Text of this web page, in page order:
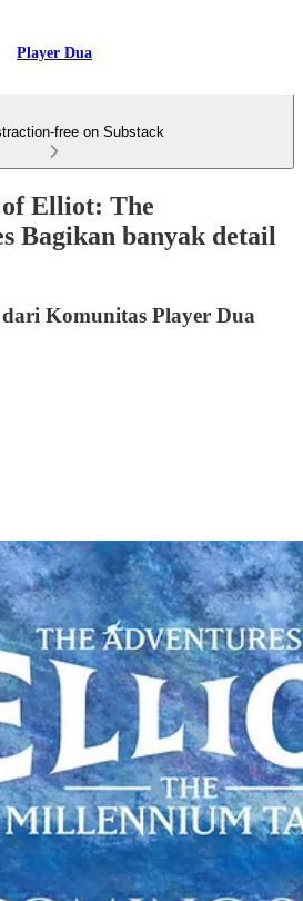
Player Dua
free on Substack
Elliot: The
Bagikan banyak detail
Komunitas Player Dua